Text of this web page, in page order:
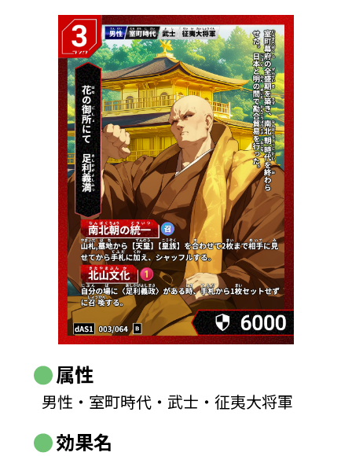
属性
男性・室町時代・武士・征夷大将軍
効果名